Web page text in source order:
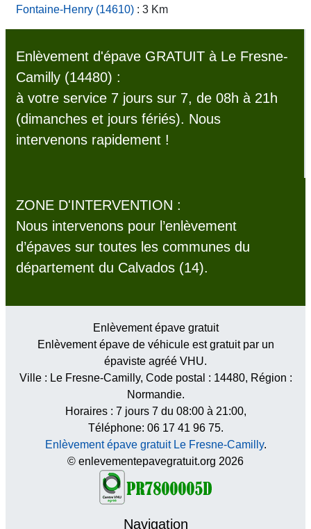
Fontaine-Henry (14610) : 3 Km
Enlèvement d'épave GRATUIT à Le Fresne-
Camilly (14480) :
à votre service 7 jours sur 7, de 08h à 21h
(dimanches et jours fériés). Nous
intervenons rapidement !
ZONE D'INTERVENTION :
Nous intervenons pour l’enlèvement
d’épaves sur toutes les communes du
département du Calvados (14).
Enlèvement épave gratuit
Enlèvement épave de véhicule est gratuit par un
épaviste agréé VHU.
Ville : Le Fresne-Camilly, Code postal : 14480, Région :
Normandie.
Horaires : 7 jours 7 du 08:00 à 21:00,
Téléphone: 06 17 41 96 75.
Enlèvement épave gratuit Le Fresne-Camilly.
© enlevementepavegratuit.org 2026
Navigation